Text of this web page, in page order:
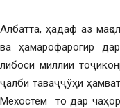
Албатта, ҳадаф аз
ва ҳамарофарогир
либоси миллии
ҷалби таваҷҷўҳи
Мехостем то дар